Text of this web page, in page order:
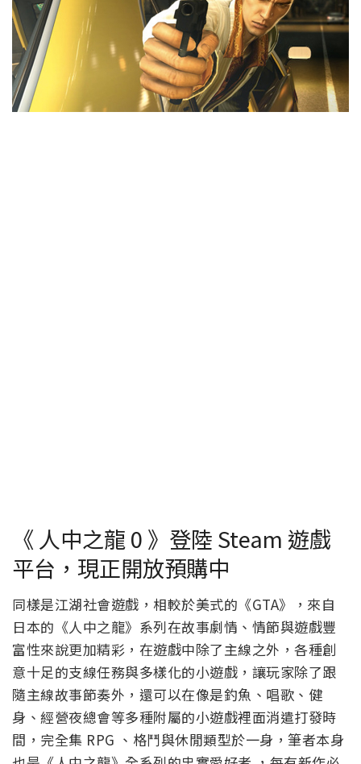
《 人中之龍 0 》登陸 Steam 遊戲
平台，現正開放預購中
同樣是江湖社會遊戲，相較於美式的《GTA》，來自
日本的《人中之龍》系列在故事劇情、情節與遊戲豐
富性來說更加精彩，在遊戲中除了主線之外，各種創
意十足的支線任務與多樣化的小遊戲，讓玩家除了跟
隨主線故事節奏外，還可以在像是釣魚、唱歌、健
身、經營夜總會等多種附屬的小遊戲裡面消遣打發時
間，完全集 RPG 、格鬥與休閒類型於一身，筆者本身